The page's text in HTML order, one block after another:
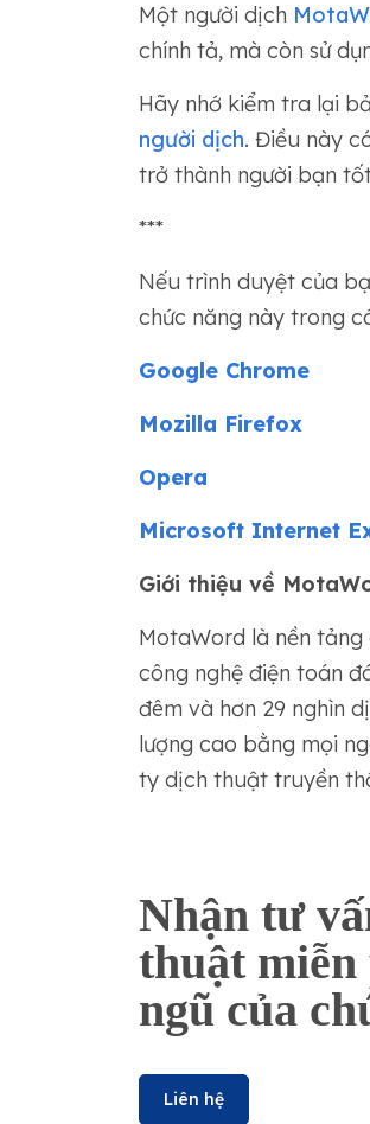
Một người dịch
chính tả, mà còn sử
Hãy nhớ kiểm tra lại
người dịch. Điều này
trở thành người bạn
***
Nếu trình duyệt của
chức năng này trong
Google Chrome
Mozilla Firefox
Opera
Microsoft Internet
Giới thiệu về
MotaWord là nền
công nghệ điện toán
đêm và hơn 29 nghìn
lượng cao bằng mọi
ty dịch thuật truyền
Nhận tư
thuật
ngũ của
Liên hệ